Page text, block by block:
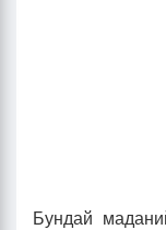
Бундай